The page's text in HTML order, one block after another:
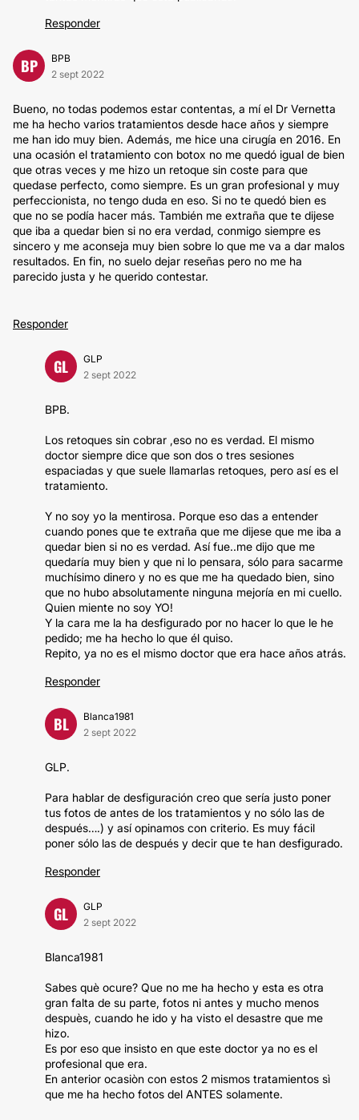
Responder
BP
BPB
2 sept 2022
Bueno, no todas podemos estar contentas, a mí el Dr Vernetta
me ha hecho varios tratamientos desde hace años y siempre
me han ido muy bien. Además, me hice una cirugía en 2016. En
una ocasión el tratamiento con botox no me quedó igual de bien
que otras veces y me hizo un retoque sin coste para que
quedase perfecto, como siempre. Es un gran profesional y muy
perfeccionista, no tengo duda en eso. Si no te quedó bien es
que no se podía hacer más. También me extraña que te dijese
que iba a quedar bien si no era verdad, conmigo siempre es
sincero y me aconseja muy bien sobre lo que me va a dar malos
resultados. En fin, no suelo dejar reseñas pero no me ha
parecido justa y he querido contestar.
Responder
GL
GLP
2 sept 2022
BPB.
Los retoques sin cobrar ,eso no es verdad. El mismo
doctor siempre dice que son dos o tres sesiones
espaciadas y que suele llamarlas retoques, pero así es el
tratamiento.
Y no soy yo la mentirosa. Porque eso das a entender
cuando pones que te extraña que me dijese que me iba a
quedar bien si no es verdad. Así fue..me dijo que me
quedaría muy bien y que ni lo pensara, sólo para sacarme
muchísimo dinero y no es que me ha quedado bien, sino
que no hubo absolutamente ninguna mejoría en mi cuello.
Quien miente no soy YO!
Y la cara me la ha desfigurado por no hacer lo que le he
pedido; me ha hecho lo que él quiso.
Repito, ya no es el mismo doctor que era hace años atrás.
Responder
BL
Blanca1981
2 sept 2022
GLP.
Para hablar de desfiguración creo que sería justo poner
tus fotos de antes de los tratamientos y no sólo las de
después….) y así opinamos con criterio. Es muy fácil
poner sólo las de después y decir que te han desfigurado.
Responder
GL
GLP
2 sept 2022
Blanca1981
Sabes què ocure? Que no me ha hecho y esta es otra
gran falta de su parte, fotos ni antes y mucho menos
despuès, cuando he ido y ha visto el desastre que me
hizo.
Es por eso que insisto en que este doctor ya no es el
profesional que era.
En anterior ocasiòn con estos 2 mismos tratamientos sì
que me ha hecho fotos del ANTES solamente.